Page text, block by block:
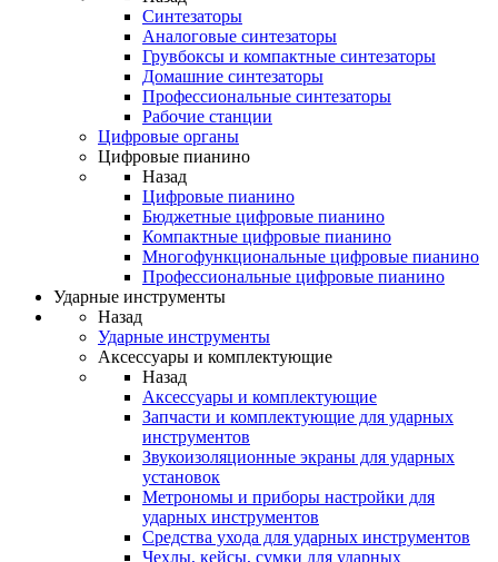
Синтезаторы
Аналоговые синтезаторы
Грувбоксы и компактные синтезаторы
Домашние синтезаторы
Профессиональные синтезаторы
Рабочие станции
Цифровые органы
Цифровые пианино
Назад
Цифровые пианино
Бюджетные цифровые пианино
Компактные цифровые пианино
Многофункциональные цифровые пианино
Профессиональные цифровые пианино
Ударные инструменты
Назад
Ударные инструменты
Аксессуары и комплектующие
Назад
Аксессуары и комплектующие
Запчасти и комплектующие для ударных
инструментов
Звукоизоляционные экраны для ударных
установок
Метрономы и приборы настройки для
ударных инструментов
Средства ухода для ударных инструментов
Чехлы, кейсы, сумки для ударных